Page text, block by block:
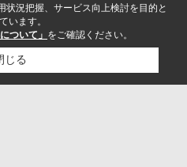
状況把握、サービス向上検討を目的と
います。
ついて」 をご確認ください。
じる